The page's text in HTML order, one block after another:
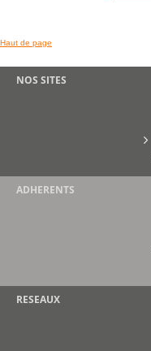
Haut de page
NOS SITES
ADHERENTS
RESEAUX